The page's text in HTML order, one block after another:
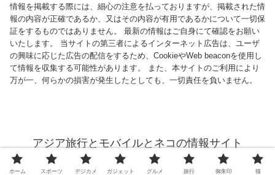
情報を掲載する際には、細心の注意を払っておりますが、掲載された情
報の内容が正確であるか、又はその内容が有用であるかについて一切保
証をするものではありません。 最新の情報はご自身にて確認をお願い
いたします。 当サイトの第三者によるインターネット広告は、ユーザ
の興味に応じた広告の配信をするため、CookieやWeb beaconを使用し
て情報を収集する可能性があります。 また、本サイトのご利用により
万が一、何らかの損害が発生したとしても、一切責任を負いません。
アジア旅行とモバイルとネコの情報サイト
© 2013 アジア旅行とモバイルとネコの情報サイト.
ホーム スポーツ デジカメ ガジェット グルメ 旅行 御朱印 猫